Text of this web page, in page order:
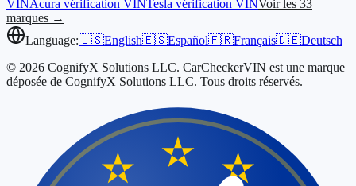
VINAcura vérification VINTesla vérification VINVoir les 33
marques →
Language:🇺🇸English🇪🇸Español🇫🇷Français🇩🇪Deutsch
© 2026 CognifyX Solutions LLC. CarCheckerVIN est une marque
déposée de CognifyX Solutions LLC. Tous droits réservés.